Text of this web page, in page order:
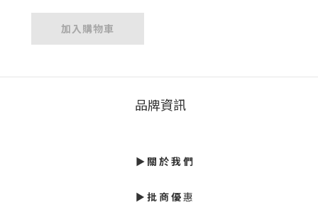
加入購物車
品牌資訊
► 關 於 我 們
► 批 商 優惠